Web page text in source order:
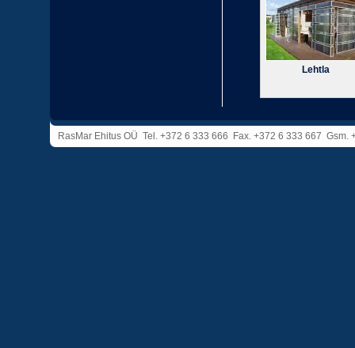
Lehtla
RasMar Ehitus OÜ Tel. +372 6 333 666 Fax. +372 6 333 667